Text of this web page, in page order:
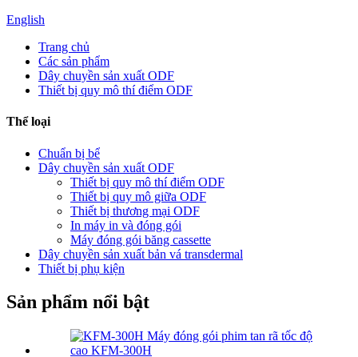
English
Trang chủ
Các sản phẩm
Dây chuyền sản xuất ODF
Thiết bị quy mô thí điểm ODF
Thể loại
Chuẩn bị bể
Dây chuyền sản xuất ODF
Thiết bị quy mô thí điểm ODF
Thiết bị quy mô giữa ODF
Thiết bị thương mại ODF
In máy in và đóng gói
Máy đóng gói băng cassette
Dây chuyền sản xuất bản vá transdermal
Thiết bị phụ kiện
Sản phẩm nổi bật